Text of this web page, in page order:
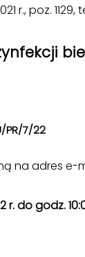
r., poz. 1129,
PR/7/22
na adres e-
r. do godz.